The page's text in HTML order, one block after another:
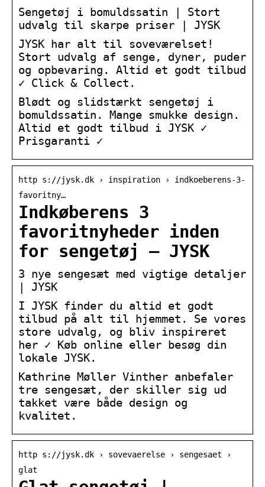
Sengetøj i bomuldssatin | Stort
udvalg til skarpe priser | JYSK
JYSK har alt til soveværelset!
Stort udvalg af senge, dyner, puder
og opbevaring. Altid et godt tilbud
✓ Click & Collect.
Blødt og slidstærkt sengetøj i
bomuldssatin. Mange smukke design.
Altid et godt tilbud i JYSK ✓
Prisgaranti ✓
http s://jysk.dk › inspiration › indkoeberens-3-
favoritny…
Indkøberens 3
favoritnyheder inden
for sengetøj – JYSK
3 nye sengesæt med vigtige detaljer
| JYSK
I JYSK finder du altid et godt
tilbud på alt til hjemmet. Se vores
store udvalg, og bliv inspireret
her ✓ Køb online eller besøg din
lokale JYSK.
Kathrine Møller Vinther anbefaler
tre sengesæt, der skiller sig ud
takket være både design og
kvalitet.
http s://jysk.dk › sovevaerelse › sengesaet ›
glat